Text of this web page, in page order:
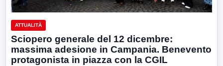
ATTUALITÀ
Sciopero generale del 12 dicembre:
massima adesione in Campania. Benevento
protagonista in piazza con la CGIL